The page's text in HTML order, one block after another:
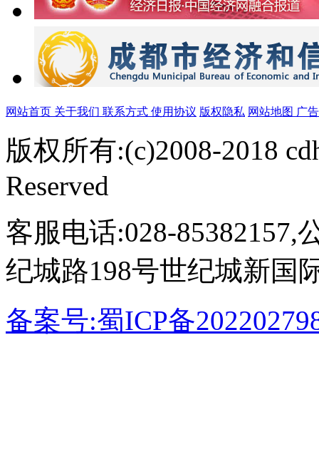
网站首页 关于我们 联系方式 使用协议 版权隐私 网站地图 广
版权所有:(c)2008-2018
Reserved
客服电话:028-85382157,
纪城路198号世纪城新国
备案号:蜀ICP备